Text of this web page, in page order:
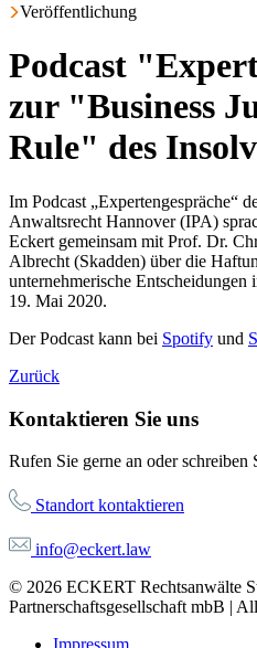
Veröffentlichung
Podcast
zur "Business
Rule" des
Im Podcast „Expertengespräche“
Anwaltsrecht Hannover (IPA)
Eckert gemeinsam mit Prof. Dr.
Albrecht (Skadden) über die
unternehmerische
19. Mai 2020.
Der Podcast kann bei Spotify und
Zurück
Kontaktieren Sie uns
Rufen Sie gerne an oder schreiben
Standort kontaktieren
info@eckert.law
© 2026 ECKERT Rechtsanwälte
Partnerschaftsgesellschaft mbB |